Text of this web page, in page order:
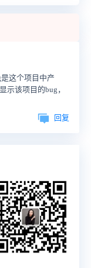
这个项目中产
示该项目的bug，
回复